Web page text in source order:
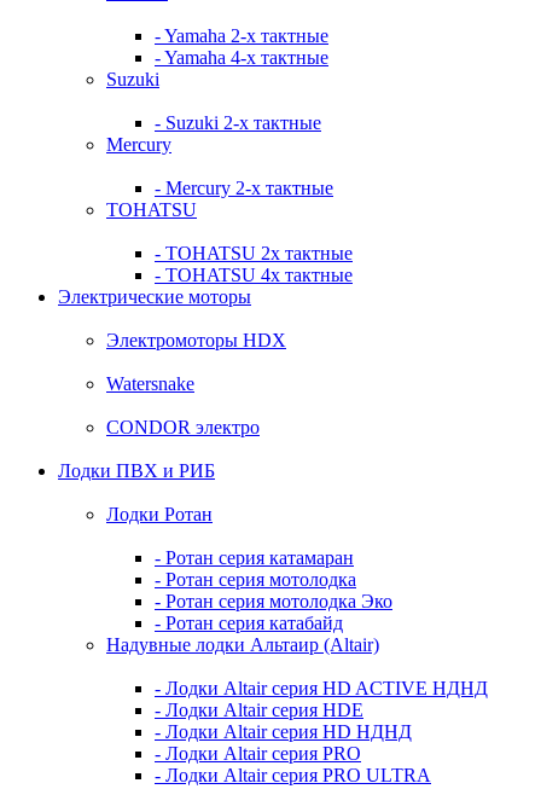
- Yamaha 2-х тактные
- Yamaha 4-х тактные
Suzuki
- Suzuki 2-х тактные
Mercury
- Mercury 2-х тактные
TOHATSU
- TOHATSU 2х тактные
- TOHATSU 4х тактные
Электрические моторы
Электромоторы HDX
Watersnake
CONDOR электро
Лодки ПВХ и РИБ
Лодки Ротан
- Ротан серия катамаран
- Ротан серия мотолодка
- Ротан серия мотолодка Эко
- Ротан серия катабайд
Надувные лодки Альтаир (Altair)
- Лодки Altair серия HD ACTIVE НДНД
- Лодки Altair серия HDE
- Лодки Altair серия HD НДНД
- Лодки Altair серия PRO
- Лодки Altair серия PRO ULTRA